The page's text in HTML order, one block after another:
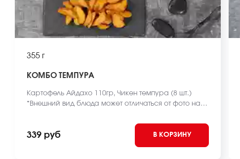
355 г
КОМБО ТЕМПУРА
Картофель Айдахо 110гр, Чикен темпура (8 шт.)
*Внешний вид блюда может отличаться от фото на
339 руб В КОРЗИНУ